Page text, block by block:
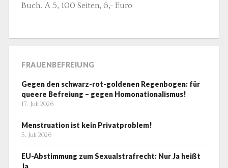
Buch, A 5, 100 Seiten, 6,- Euro
FRAUENBEFREIUNG
Gegen den schwarz-rot-goldenen Regenbogen: für
queere Befreiung – gegen Homonationalismus!
17. Juli 2026
Menstruation ist kein Privatproblem!
5. Juli 2026
EU-Abstimmung zum Sexualstrafrecht: Nur Ja heißt
Ja